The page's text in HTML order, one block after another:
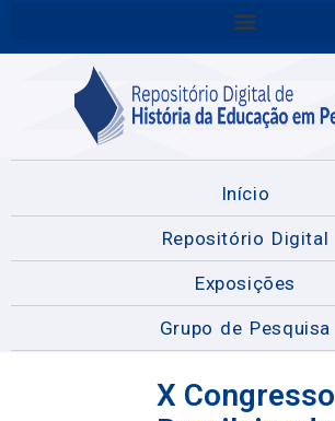
Início
Repositório Digital
Exposições
Grupo de Pesquisa
X Congresso